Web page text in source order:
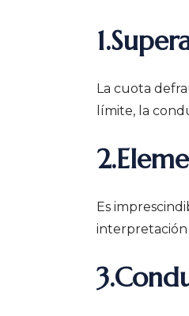
La cuota
límite, la
Es